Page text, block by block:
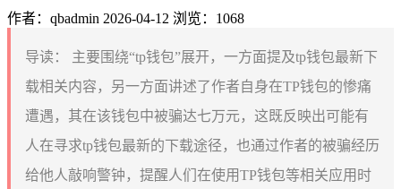
作者：qbadmin 2026-04-12 浏览：1068
导读：
主要围绕“tp钱包”展开，一方面提及tp钱包最新下
载相关内容，另一方面讲述了作者自身在TP钱包的惨痛
遭遇，其在该钱包中被骗达七万元，这既反映出可能有
人在寻求tp钱包最新的下载途径，也通过作者的被骗经历
给他人敲响警钟，提醒人们在使用TP钱包等相关应用时